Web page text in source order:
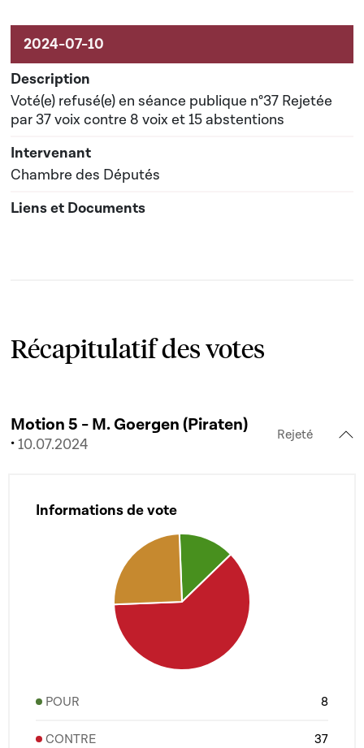
Voté(e) refusé(e) en séance publique n°37 Rejetée
par 37 voix contre 8 voix et 15 abstentions
Chambre des Députés
Récapitulatif des votes
Motion 5 - M. Goergen (Piraten)
·10.07.2024
Rejeté
Informations de vote
POUR 8
CONTRE 37